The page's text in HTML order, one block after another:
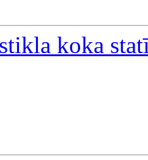
koka